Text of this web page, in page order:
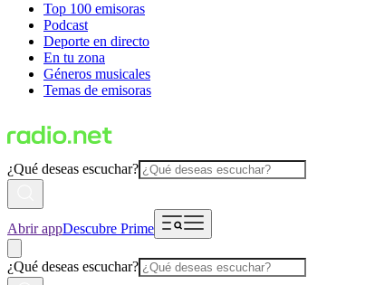
Top 100 emisoras
Podcast
Deporte en directo
En tu zona
Géneros musicales
Temas de emisoras
¿Qué deseas escuchar?
Abrir appDescubre Prime
¿Qué deseas escuchar?